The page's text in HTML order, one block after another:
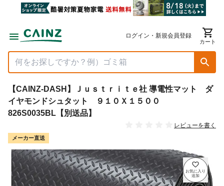
ログイン・新規会員登録
カート
【CAINZ-DASH】Ｊｕｓｔｒｉｔｅ社 導電性マット ダ
イヤモンドシュタット ９１０Ｘ１５００
826S0035BL【別送品】
レビューを書く
メーカー直送